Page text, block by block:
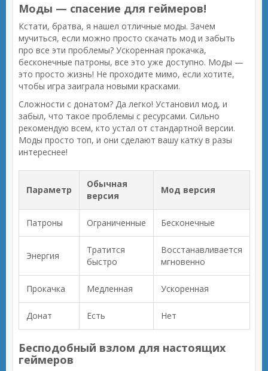
Моды — спасение для геймеров!
Кстати, братва, я нашел отличные моды. Зачем
мучиться, если можно просто скачать мод и забыть
про все эти проблемы? Ускоренная прокачка,
бесконечные патроны, все это уже доступно. Моды —
это просто жизнь! Не проходите мимо, если хотите,
чтобы игра заиграла новыми красками.
Сложности с донатом? Да легко! Установил мод, и
забыл, что такое проблемы с ресурсами. Сильно
рекомендую всем, кто устал от стандартной версии.
Моды просто топ, и они сделают вашу катку в разы
интереснее!
Параметр
Обычная
версия
Мод версия
Патроны Ограниченные Бесконечные
Энергия
Тратится
быстро
Восстанавливается
мгновенно
Прокачка Медленная Ускоренная
Донат Есть Нет
Бесподобный взлом для настоящих
геймеров